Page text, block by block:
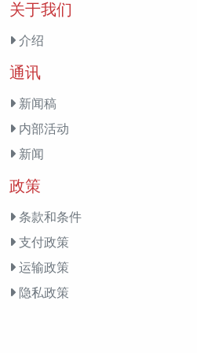
关于我们
介绍
通讯
新闻稿
内部活动
新闻
政策
条款和条件
支付政策
运输政策
隐私政策